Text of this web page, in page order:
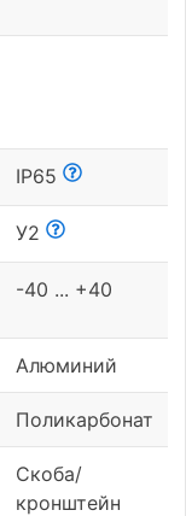
IP65
У2
-40 ... +40
Алюминий
Поликарбонат
Скоба/
кронштейн